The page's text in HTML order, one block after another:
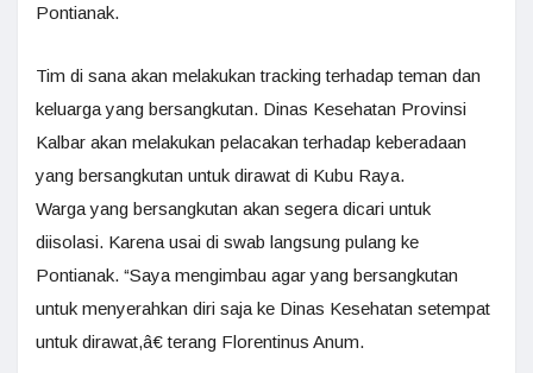
Pontianak.
Tim di sana akan melakukan tracking terhadap teman dan
keluarga yang bersangkutan. Dinas Kesehatan Provinsi
Kalbar akan melakukan pelacakan terhadap keberadaan
yang bersangkutan untuk dirawat di Kubu Raya.
Warga yang bersangkutan akan segera dicari untuk
diisolasi. Karena usai di swab langsung pulang ke
Pontianak. “Saya mengimbau agar yang bersangkutan
untuk menyerahkan diri saja ke Dinas Kesehatan setempat
untuk dirawat,â€ terang Florentinus Anum.